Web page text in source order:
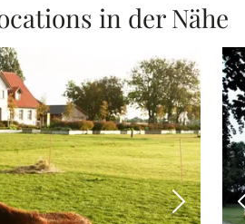
in der Nähe